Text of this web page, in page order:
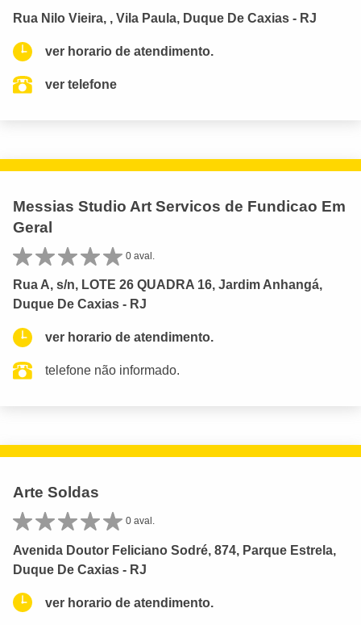
Rua Nilo Vieira, , Vila Paula, Duque De Caxias - RJ
ver horario de atendimento.
ver telefone
Messias Studio Art Servicos de Fundicao Em
Geral
0 aval.
Rua A, s/n, LOTE 26 QUADRA 16, Jardim Anhangá,
Duque De Caxias - RJ
ver horario de atendimento.
telefone não informado.
Arte Soldas
0 aval.
Avenida Doutor Feliciano Sodré, 874, Parque Estrela,
Duque De Caxias - RJ
ver horario de atendimento.